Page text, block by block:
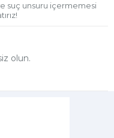
suç unsuru içermemesi
olun.